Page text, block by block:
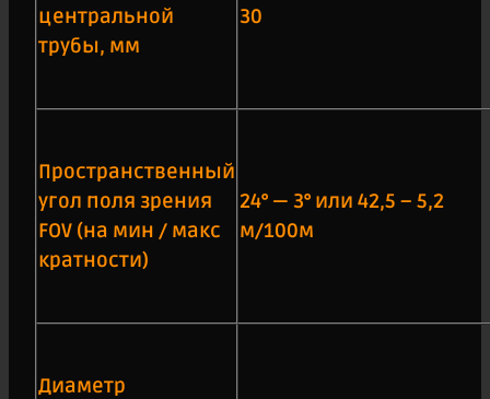
центральной
трубы, мм
30
Пространственный
угол поля зрения
FOV (на мин / макс
кратности)
24° — 3° или 42,5 – 5,2
м/100м
Диаметр